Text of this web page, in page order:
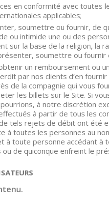
en conformité avec toutes
applicables;
soumettre ou fournir, de
ou intimide une ou des
sur la base de la religion, la
soumettre ou
un remboursement ou
par nos clients d’en
de la compagnie qui vous
les billets sur le Site. Si
à notre discrétion
à partir de tous les
tels rejets de débit ont été
à toutes les personnes au
à toute personne accédant à
de quiconque enfreint le